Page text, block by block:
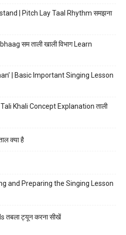
| Pitch Lay Taal Rhythm समझना
सम ताली खाली विभाग Learn
| Basic Important Singing Lesson
Khali Concept Explanation ताली
क्या है
and Preparing the Singing Lesson
तबला ट्यून करना सीखें